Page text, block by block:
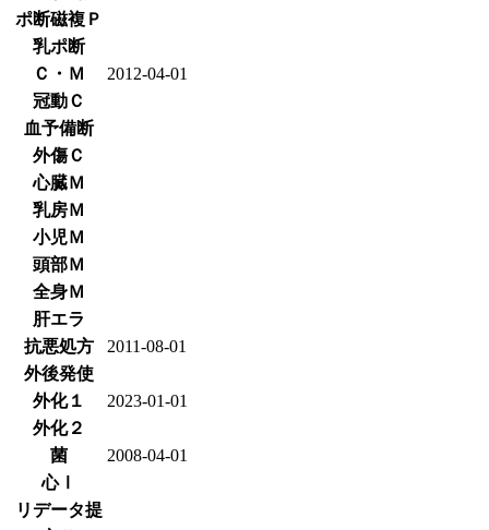
ポ断磁複Ｐ
乳ポ断
Ｃ・Ｍ
2012-04-01
冠動Ｃ
血予備断
外傷Ｃ
心臓Ｍ
乳房Ｍ
小児Ｍ
頭部Ｍ
全身Ｍ
肝エラ
抗悪処方
2011-08-01
外後発使
外化１
2023-01-01
外化２
菌
2008-04-01
心Ⅰ
リデータ提